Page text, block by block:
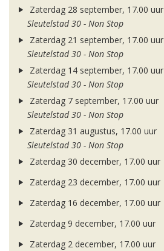
Zaterdag 28 september, 17.00 uur
Sleutelstad 30 - Non Stop
Zaterdag 21 september, 17.00 uur
Sleutelstad 30 - Non Stop
Zaterdag 14 september, 17.00 uur
Sleutelstad 30 - Non Stop
Zaterdag 7 september, 17.00 uur
Sleutelstad 30 - Non Stop
Zaterdag 31 augustus, 17.00 uur
Sleutelstad 30 - Non Stop
Zaterdag 30 december, 17.00 uur
Zaterdag 23 december, 17.00 uur
Zaterdag 16 december, 17.00 uur
Zaterdag 9 december, 17.00 uur
Zaterdag 2 december, 17.00 uur